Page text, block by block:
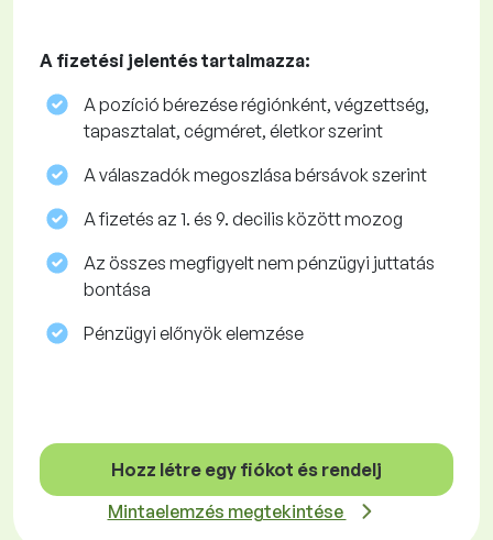
A fizetési jelentés tartalmazza:
A pozíció bérezése régiónként, végzettség,
tapasztalat, cégméret, életkor szerint
A válaszadók megoszlása ​​bérsávok szerint
A fizetés az 1. és 9. decilis között mozog
Az összes megfigyelt nem pénzügyi juttatás
bontása
Pénzügyi előnyök elemzése
Hozz létre egy fiókot és rendelj
Mintaelemzés megtekintése